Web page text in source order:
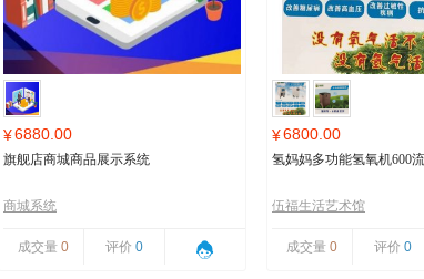
¥6880.00
旗舰店商城商品展示系统
商城系统
成交量 0 评价 0
¥6800.00
氢妈妈多功能氢氧机600
伍福生活艺术馆
成交量 0 评价 0